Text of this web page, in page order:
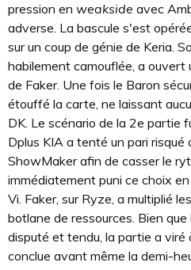
pression en weakside avec
adverse. La bascule s'est
sur un coup de génie de Keria.
habilement camouflée, a
de Faker. Une fois le Baron
étouffé la carte, ne laissant
DK. Le scénario de la 2e partie
Dplus KIA a tenté un pari
ShowMaker afin de casser le
immédiatement puni ce choix
Vi. Faker, sur Ryze, a multiplié
botlane de ressources. Bien
disputé et tendu, la partie a
conclue avant même la demi-